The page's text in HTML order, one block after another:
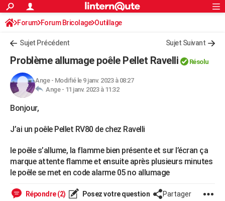
ACTUALITÉS
Politique
Société
Faits Divers
Education
Monde
Villes
+
FINANCE
Retraite
Impôts
Epargne
Immobilier
Risques naturels par ville
Banque
Assurance
Crédit
AUTO
Essais
Réserver un essai
Citadines
Berlines
SUV
Forum auto
+HIGH-TECH
Mobiles
Meilleur smartphone
Internet
Ordinateurs
Jeux vidéo
Guide high-tech
+BRICOLAGE
Forum
Aménagement intérieur
Extérieur
Cuisine
Salle de bains
Jardinage
Rangement
WEEK-END
Guides de France
Escapades
Patrimoine
Expositions
Musées
Week-end nature
+LIFESTYLE
Art de vivre
Bien-être
Loisirs
Mode
Modes de vie
SANTE
S'inscrire
Connexion
Forum Forum Bricolage Outillage
Sujet Précédent Sujet Suivant
Problème allumage poêle Pellet Ravelli Résolu
Ange- Modifié le 9 janv. 2023 à 08:27
Ange - 11 janv. 2023 à 11:32
Bonjour,
J’ai un poêle Pellet RV80 de chez Ravelli
le poêle s’allume, la flamme bien présente et sur l’écran ça
marque attente flamme et ensuite après plusieurs minutes
le poêle se met en code alarme 05 no allumage
Répondre (2) Posez votre question Partager